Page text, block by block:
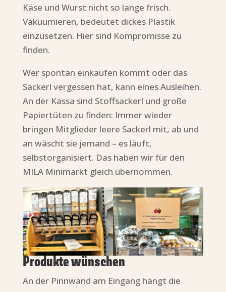
Käse und Wurst nicht so lange frisch.
Vakuumieren, bedeutet dickes Plastik
einzusetzen. Hier sind Kompromisse zu
finden.
Wer spontan einkaufen kommt oder das
Sackerl vergessen hat, kann eines Ausleihen.
An der Kassa sind Stoffsackerl und große
Papiertüten zu finden: Immer wieder
bringen Mitglieder leere Sackerl mit, ab und
an wäscht sie jemand – es läuft,
selbstorganisiert. Das haben wir für den
MILA Minimarkt gleich übernommen.
Produkte wünschen
An der Pinnwand am Eingang hängt die